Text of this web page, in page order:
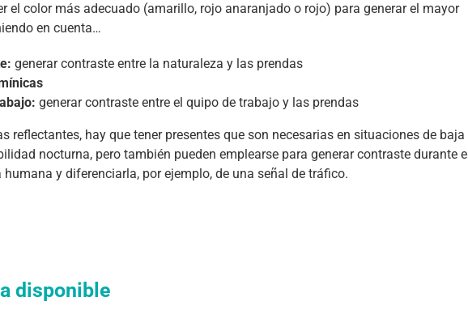
el color más adecuado (amarillo, rojo anaranjado o rojo) para generar el mayor
en cuenta…
generar contraste entre la naturaleza y las prendas
generar contraste entre el quipo de trabajo y las prendas
reflectantes, hay que tener presentes que son necesarias en situaciones de baja
nocturna, pero también pueden emplearse para generar contraste durante el
y diferenciarla, por ejemplo, de una señal de tráfico.
disponible